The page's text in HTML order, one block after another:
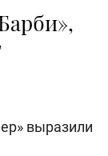
выразили